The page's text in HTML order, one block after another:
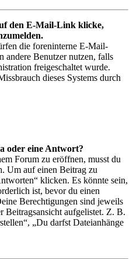
den E-Mail-Link klicke,
die foreninterne E-Mail-
andere Benutzer nutzen, falls
freigeschaltet wurde.
dieses Systems durch
oder eine Antwort?
Forum zu eröffnen, musst du
Um auf einen Beitrag zu
klicken. Es könnte sein,
ist, bevor du einen
Berechtigungen sind jeweils
Beitragsansicht aufgelistet. Z. B.
„Du darfst Dateianhänge